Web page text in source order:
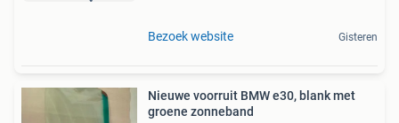
Bezoek website Gisteren
Nieuwe voorruit BMW e30, blank met
groene zonneband